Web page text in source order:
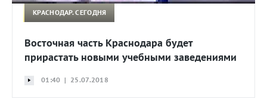
КРАСНОДАР. СЕГОДНЯ
Восточная часть Краснодара будет
прирастать новыми учебными заведениями
01:40 | 25.07.2018